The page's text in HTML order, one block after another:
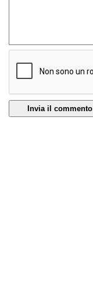
Invia il commento